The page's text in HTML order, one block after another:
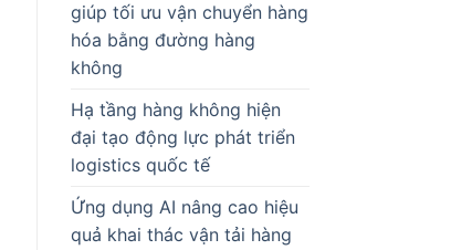
giúp tối ưu vận chuyển hàng
hóa bằng đường hàng
không
Hạ tầng hàng không hiện
đại tạo động lực phát triển
logistics quốc tế
Ứng dụng AI nâng cao hiệu
quả khai thác vận tải hàng